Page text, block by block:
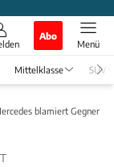
Abo
Menü
Mittelklasse SUV
blamiert Gegner